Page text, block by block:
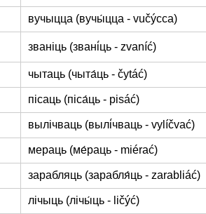
вучыцца (вучы́цца - vučýcca)
званіць (звані́ць - zvaníć)
чытаць (чыта́ць - čytáć)
пісаць (піса́ць - pisáć)
вылічваць (вылі́чваць - vylíčvać)
мераць (ме́раць - miérać)
зарабляць (зарабля́ць - zarabliáć)
лічыць (лічы́ць - ličýć)